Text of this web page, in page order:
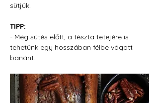
sütjük.
TIPP:
- Még sütés előtt, a tészta tetejére is
tehetünk egy hosszában félbe vágott
banánt.